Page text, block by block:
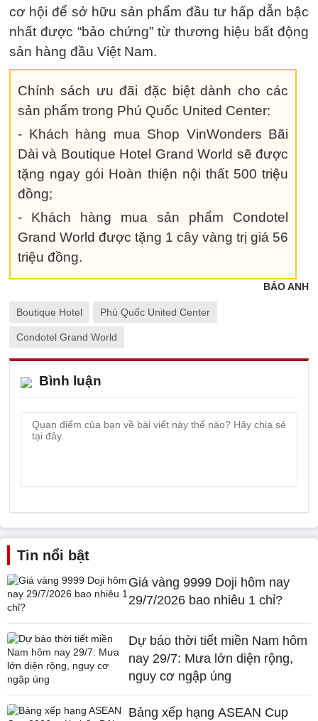
cơ hội để sở hữu sản phẩm đầu tư hấp dẫn bậc
nhất được “bảo chứng” từ thương hiệu bất động
sản hàng đầu Việt Nam.
Chính sách ưu đãi đặc biệt dành cho các
sản phẩm trong Phú Quốc United Center:
- Khách hàng mua Shop VinWonders Bãi
Dài và Boutique Hotel Grand World sẽ được
tặng ngay gói Hoàn thiện nội thất 500 triệu
đồng;
- Khách hàng mua sản phẩm Condotel
Grand World được tặng 1 cây vàng trị giá 56
triệu đồng.
BẢO ANH
Boutique Hotel Phú Quốc United Center
Condotel Grand World
Bình luận
Tin nổi bật
Giá vàng 9999 Doji hôm nay
29/7/2026 bao nhiêu 1 chỉ?
Dự báo thời tiết miền Nam hôm
nay 29/7: Mưa lớn diện rộng,
nguy cơ ngập úng
Bảng xếp hạng ASEAN Cup